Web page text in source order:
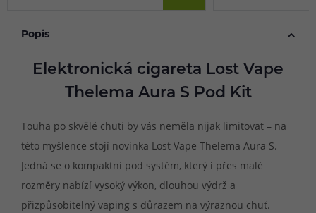
Popis
Elektronická cigareta Lost Vape
Thelema Aura S Pod Kit
Touha po skvělé chuti by vás neměla nijak limitovat – na
této myšlence stojí novinka Lost Vape Thelema Aura S.
Jedná se o kompaktní pod systém, který i přes malé
rozměry nabízí vysoký výkon, dlouhou výdrž a
přizpůsobitelný vaping s důrazem na výraznou chuť.